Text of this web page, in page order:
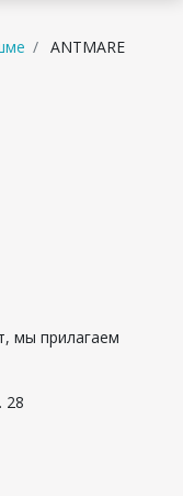
ANTMARE
мы прилагаем
28